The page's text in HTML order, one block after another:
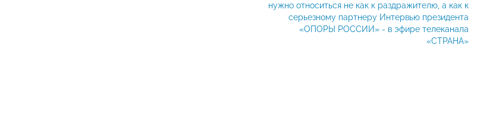
нужно относиться не как к раздражителю, а как к
серьезному партнеру Интервью президента
«ОПОРЫ РОССИИ» - в эфире телеканала
«СТРАНА»